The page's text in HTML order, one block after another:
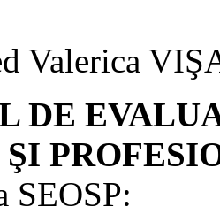
Valerica
DE
SEOSP: